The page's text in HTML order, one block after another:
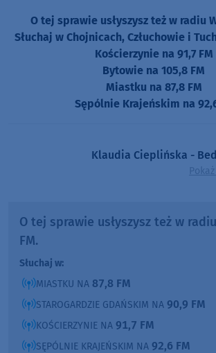
O tej sprawie usłyszysz też w radiu
Słuchaj w Chojnicach, Człuchowie i
Kościerzynie na 91,7 FM
Bytowie na 105,8 FM
Miastku na 87,8 FM
Sępólnie Krajeńskim na
Klaudia Cieplińska -
O tej sprawie usłyszysz też w
FM.
Słuchaj w:
MIASTKU NA 87,8 FM
STAROGARDZIE GDAŃSKIM NA 90,9 FM
KOŚCIERZYNIE NA 91,7 FM
SĘPÓLNIE KRAJEŃSKIM NA 92,6 FM